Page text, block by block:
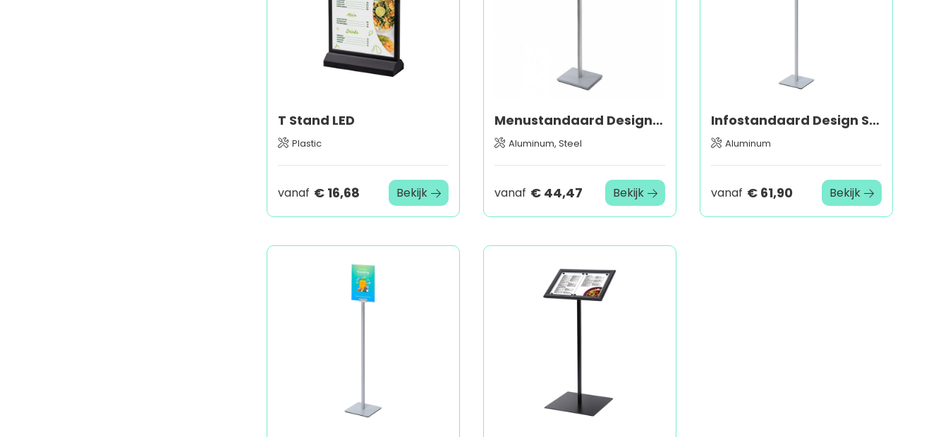
T Stand LED
Plastic
vanaf € 16,68 Bekijk
Menustandaard Design Standaard
Aluminum, Steel
vanaf € 44,47 Bekijk
Infostandaard Design Slim Angled
Aluminum
vanaf € 61,90 Bekijk